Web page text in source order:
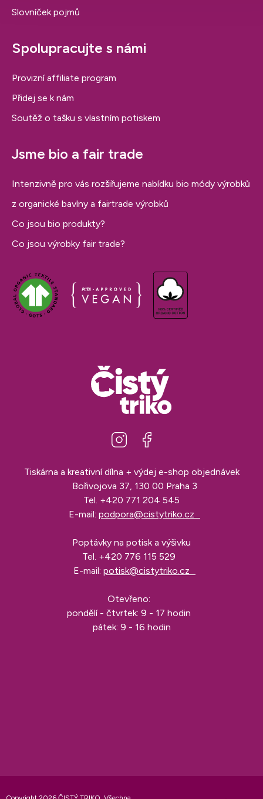
Slovníček pojmů
Spolupracujte s námi
Provizní affiliate program
Přidej se k nám
Soutěž o tašku s vlastním potiskem
Jsme bio a fair trade
Intenzivně pro vás rozšiřujeme nabídku bio módy výrobků
z organické bavlny a fairtrade výrobků
Co jsou bio produkty?
Co jsou výrobky fair trade?
Tiskárna a kreativní dílna + výdej e-shop objednávek
Bořivojova 37, 130 00 Praha 3
Tel. +420 771 204 545
E-mail: podpora@cistytriko.cz
Poptávky na potisk a výšivku
Tel. +420 776 115 529
E-mail: potisk@cistytriko.cz
Otevřeno:
pondělí - čtvrtek: 9 - 17 hodin
pátek: 9 - 16 hodin